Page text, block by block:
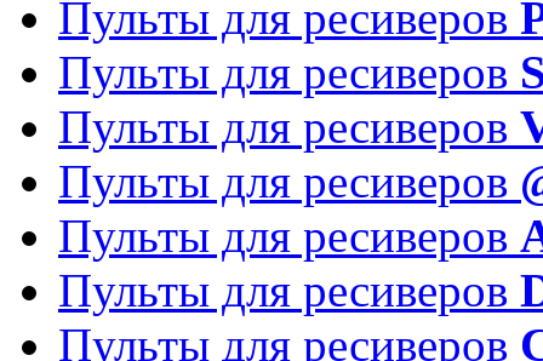
Пульты для ресиверов
Пульты для ресиверов
Пульты для ресиверов
Пульты для ресиверов
Пульты для ресиверов
Пульты для ресиверов
Пульты для ресиверов